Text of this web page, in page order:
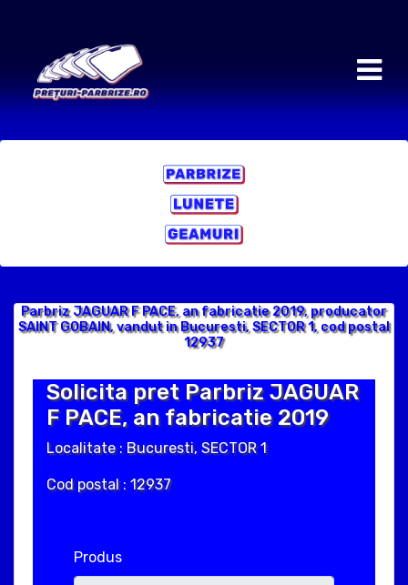
Parbriz JAGUAR F PACE, an fabricatie 2019, producator
SAINT GOBAIN, vandut in Bucuresti, SECTOR 1, cod postal
12937
Solicita pret Parbriz JAGUAR
F PACE, an fabricatie 2019
Localitate : Bucuresti, SECTOR 1
Cod postal : 12937
Produs